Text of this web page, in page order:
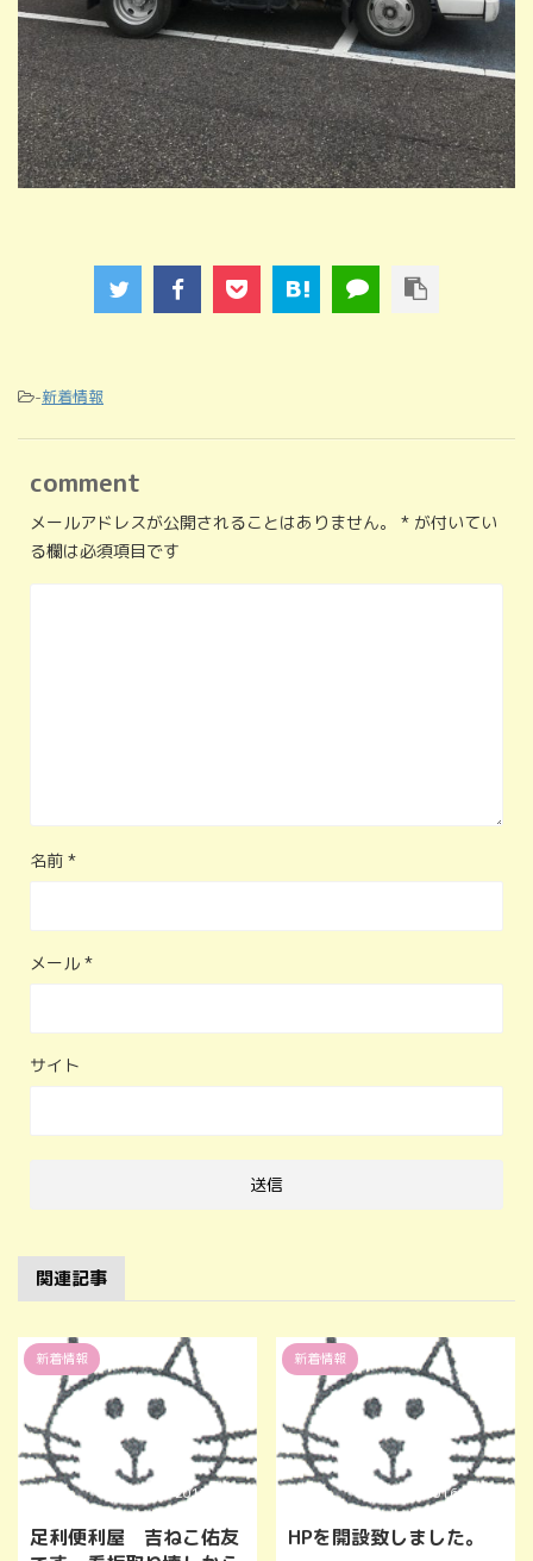
-新着情報
comment
メールアドレスが公開されることはありません。 * が付いてい
る欄は必須項目です
名前 *
メール *
サイト
関連記事
新着情報
2017/4/22
足利便利屋 吉ねこ佑友
新着情報
2016/11/21
HPを開設致しました。